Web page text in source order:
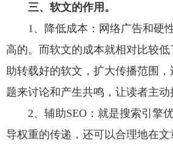
三、软文的作用。
1、降低成本：网络广告和硬
高的。而软文的成本就相对比较
助转载好的软文，扩大传播范围
题来讨论和产生共鸣，让读者主动
2、辅助SEO：就是搜索引擎优
导权重的传递，还可以合理地在